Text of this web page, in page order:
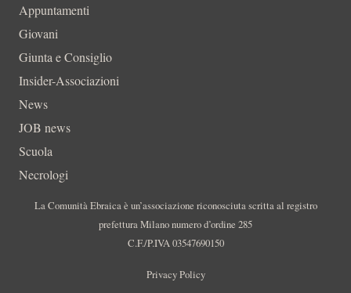
Appuntamenti
Giovani
Giunta e Consiglio
Insider-Associazioni
News
JOB news
Scuola
Necrologi
La Comunità Ebraica è un’associazione riconosciuta scritta al registro
prefettura Milano numero d’ordine 285
C.F./P.IVA 03547690150
Privacy Policy